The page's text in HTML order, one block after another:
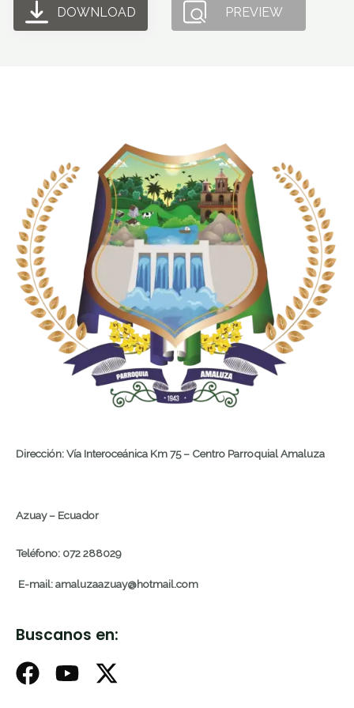
DOWNLOAD PREVIEW
Dirección: Vía Interoceánica Km 75 – Centro Parroquial Amaluza
Azuay – Ecuador
Teléfono: 072 288029
E-mail: amaluzaazuay@hotmail.com
Buscanos en: